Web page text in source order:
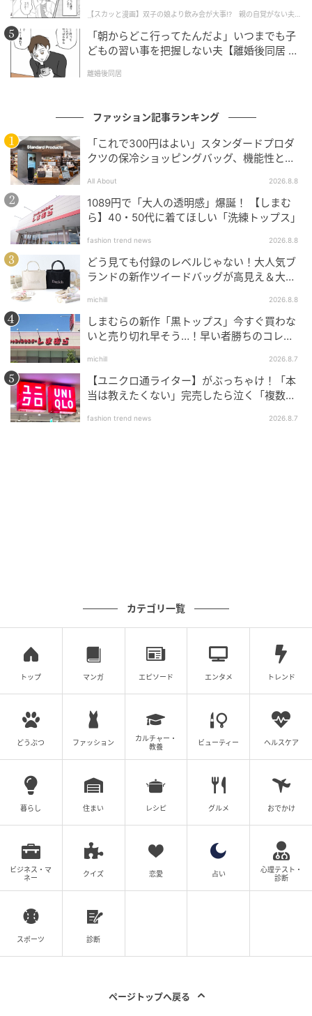
SWEETWEB.JP
編み紐リボン×ハートモチーフのじゃらづけ感がキュー
ト。チャーム ¥2,200
[2,530円] ゴールディ マルチビーズネックレ
ス
SWEETWEB.JP
ヌケ感あるマルチビーズのネックレスをコーデのアク
セントに。ネックレス ¥2,530 （GOLDY）
【スカッと漫画】双子の娘より飲み会が大事!? 親の自覚がない夫を
懲らしめた話
「朝からどこ行ってたんだよ」いつまでも子
どもの習い事を把握しない夫【離婚後同居 Vo
離婚後同居
ファッション記事ランキング
「これで300円はよい」スタンダードプロダ
クツの保冷ショッピングバッグ、機能性とデ
All About 2026.8.8
1089円で「大人の透明感」爆誕！ 【しまむ
ら】40・50代に着てほしい「洗練トップス」
fashion trend news 2026.8.8
どう見ても付録のレベルじゃない！大人気ブ
ランドの新作ツイードバッグが高見え＆大容
michill 2026.8.8
しまむらの新作「黒トップス」今すぐ買わな
いと売り切れ早そう…！早い者勝ちのコレ買
michill 2026.8.7
【ユニクロ通ライター】がぶっちゃけ！「本
当は教えたくない」完売したら泣く「複数買
fashion trend news 2026.8.7
カテゴリ一覧
トップ マンガ エピソード エンタメ トレンド
どうぶつ ファッション
カルチャー・
教養
ビューティー ヘルスケア
暮らし 住まい レシピ グルメ おでかけ
ビジネス・マ
ネー
クイズ 恋愛 占い
心理テスト・
診断
スポーツ 診断
ページトップへ戻る